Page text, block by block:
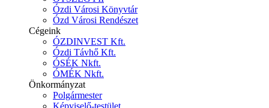
Ózdi Városi Könyvtár
Ózd Városi Rendészet
Cégeink
ÓZDINVEST Kft.
Ózdi Távhő Kft.
ÓSÉK Nkft.
ÓMÉK Nkft.
Önkormányzat
Polgármester